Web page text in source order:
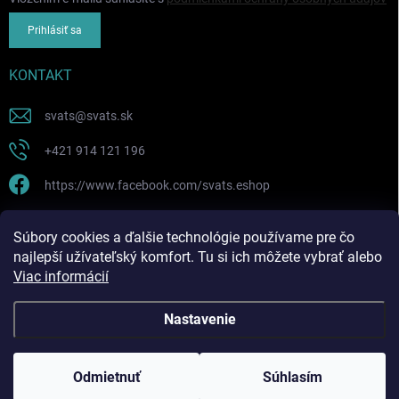
Súbory cookies a ďalšie technológie používame pre čo
najlepší užívateľský komfort. Tu si ich môžete vybrať alebo
Viac informácií
Nastavenie
Odmietnuť Súhlasím
Prihlásiť sa
KONTAKT
svats@svats.sk
+421 914 121 196
https://www.facebook.com/svats.eshop
PRIJÍMAME ONLINE PLATBY
Copyright 2026 SVATS SK ! eshop . Všetky práva vyhradené.